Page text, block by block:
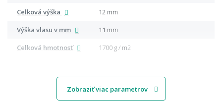
Celková výška
12 mm
Výška vlasu v mm
11 mm
Celková hmotnosť
1700 g / m2
Zobraziť viac parametrov